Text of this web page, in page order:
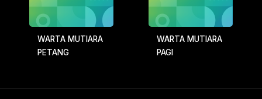
WARTA MUTIARA
PETANG
WARTA MUTIARA
PAGI